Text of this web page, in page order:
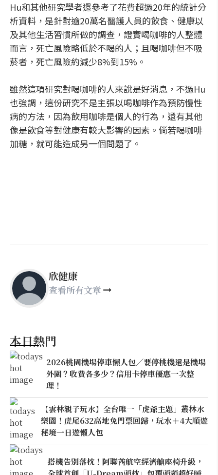
Hu和其他研究學者還參考了花費超過20年的統計分
析資料，是針對逾20萬名醫護人員的飲食、健康以
及其他生活習慣所做的調查，證實喝咖啡的人整體
而言，死亡風險略低於不喝的人；且喝咖啡但不吸
菸者，死亡風險約減少8%到15%。
雖然這項研究對喝咖啡的人來說是好消息，不過Hu
也強調，這份研究不是主張以喝咖啡作為預防慢性
病的方法，因為飲用咖啡是個人的行為，還有其他
像是飲食等對健康有較大影響的因素。倘若喝咖啡
加糖，就可能造成另一個問題了。
欣健康
查看所有文章
本日熱門
2026桃園機場停車懶人包／要停桃機還是機場
外圍？收費各多少？信用卡停車優惠一次整
理！
【雲林親子玩水】全台唯一「虎爺主題」叢林水
樂園！虎尾632高地免門票回歸，玩水＋4大順遊
秘境一日遊懶人包
搭機告別落枕！阿聯酋航空經濟艙座椅升級，